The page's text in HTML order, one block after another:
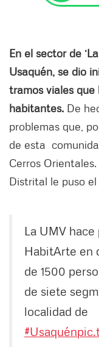
En el sector de
Usaquén, se dio
tramos viales que
habitantes. De
problemas que,
de esta
Cerros
Distrital le puso
La UMV
HabitArte en
de 1500
de siete
localidad de
#Usaquén